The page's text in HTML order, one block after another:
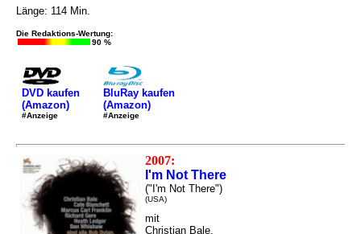
Länge: 114 Min.
Die Redaktions-Wertung:
90 %
DVD kaufen
(Amazon)
#Anzeige
BluRay kaufen
(Amazon)
#Anzeige
2007:
I'm Not There
("I'm Not There")
(USA)
mit
Christian Bale,